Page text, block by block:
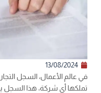
13/08/2024
في عالم الأعمال، السجل
تملكها أي شركة، هذا السجل